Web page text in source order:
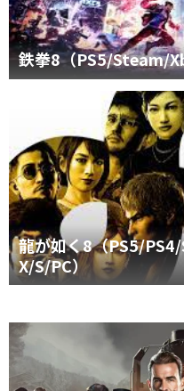
鉄拳8（PS5/Steam/
龍が如く8（PS5/
X/S/PC）